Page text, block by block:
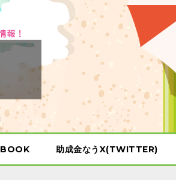
助成金なうX(TWITTER)